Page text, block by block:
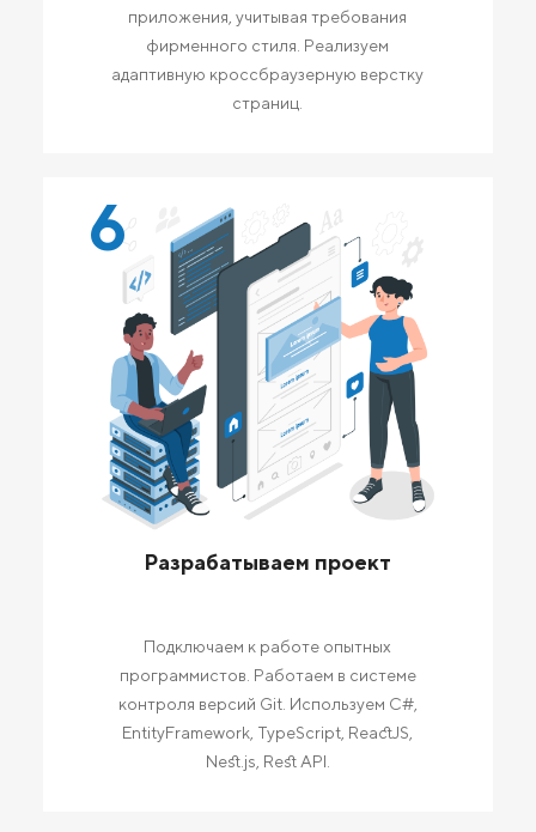
приложения, учитывая требования
фирменного стиля. Реализуем
адаптивную кроссбраузерную верстку
страниц.
6
Разрабатываем проект
Подключаем к работе опытных
программистов. Работаем в системе
контроля версий Git. Используем C#,
EntityFramework, TypeScript, ReactJS,
Nest.js, Rest API.